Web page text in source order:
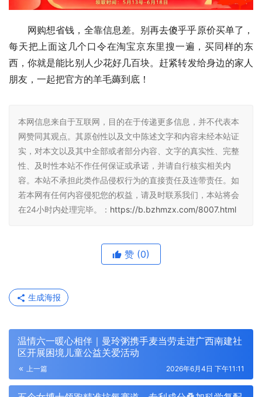
网购想省钱，全靠信息差。别再去傻乎乎原价买单了，
每天把上面这几个口令在淘宝京东里搜一遍，买同样的东
西，你就是能比别人少花好几百块。赶紧转发给身边的家人
朋友，一起把官方的羊毛薅到底！
本网信息来自于互联网，目的在于传递更多信息，并不代表本
网赞同其观点。其原创性以及文中陈述文字和内容未经本站证
实，对本文以及其中全部或者部分内容、文字的真实性、完整
性、及时性本站不作任何保证或承诺，并请自行核实相关内
容。本站不承担此类作品侵权行为的直接责任及连带责任。如
若本网有任何内容侵犯您的权益，请及时联系我们，本站将会
在24小时内处理完毕。： https://b.bzhmzx.com/8007.html
赞 (0)
生成海报
温情六一暖心相伴｜曼玲粥携手麦当劳走进广西南建社
区开展困境儿童公益关爱活动
上一篇 2026年6月4日 下午11:11